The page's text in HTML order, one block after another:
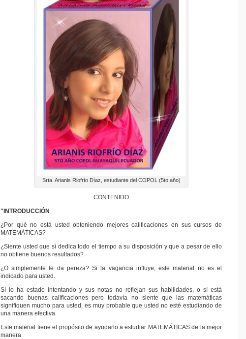
Srta. Arianis Riofrío Díaz, estudiante del COPOL (5to año)
CONTENIDO
"INTRODUCCIÓN
¿Por qué no está usted obteniendo mejores calificaciones en sus cursos de
MATEMÁTICAS?
¿Siente usted que sí dedica todo el tiempo a su disposición y que a pesar de ello
no obtiene buenos resultados?
¿O simplemente le da pereza? Si la vagancia influye, este material no es el
indicado para usted.
Sí lo ha estado intentando y sus notas no reflejan sus habilidades, o sí está
sacando buenas calificaciones pero todavía no siente que las matemáticas
signifiquen mucho para usted, es muy probable que usted no esté estudiando de
una manera efectiva.
Este material tiene el propósito de ayudarlo a estudiar MATEMÁTICAS de la mejor
manera.